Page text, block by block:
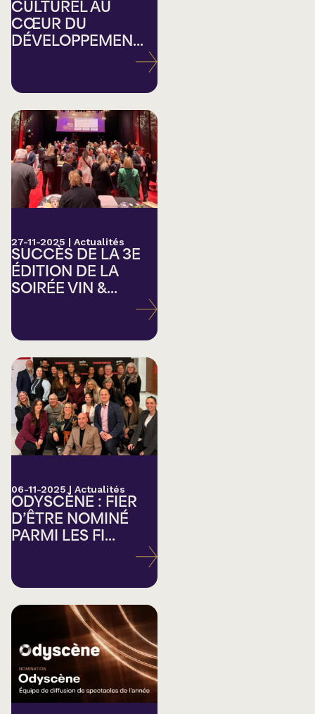
CULTUREL AU
CŒUR DU
DÉVELOPPEMEN...
27-11-2025 | Actualités
SUCCÈS DE LA 3E
ÉDITION DE LA
SOIRÉE VIN &...
06-11-2025 | Actualités
ODYSCÈNE : FIER
D’ÊTRE NOMINÉ
PARMI LES FI...